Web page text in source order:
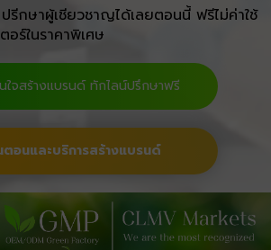
รีกษาผู้เชียวชาญได้เลยตอนนี้ ฟรีไม่ค่าใช้
อร์ในราคาพิเศษ
ใจสร้างแบรนด์ ทักไลน์ปรึกษาฟรี
ตอนและบริการสร้างแบรนด์